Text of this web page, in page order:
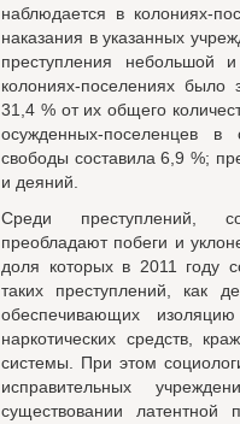
наблюдается в колониях-
наказания в указанных
преступления небольшой
колониях-поселениях было
31,4 % от их общего
осужденных-поселенцев
свободы составила 6,9 %;
и деяний.
Среди преступлений,
преобладают побеги и
доля которых в 2011 году
таких преступлений, как
обеспечивающих
наркотических средств,
системы. При этом
исправительных
существовании латентной